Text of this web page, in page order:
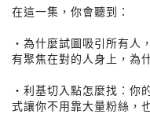
在這一集，你會聽到：
・為什麼試圖吸引所有人
有聚焦在對的人身上，為
・利基切入點怎麼找：你
式讓你不用靠大量粉絲，